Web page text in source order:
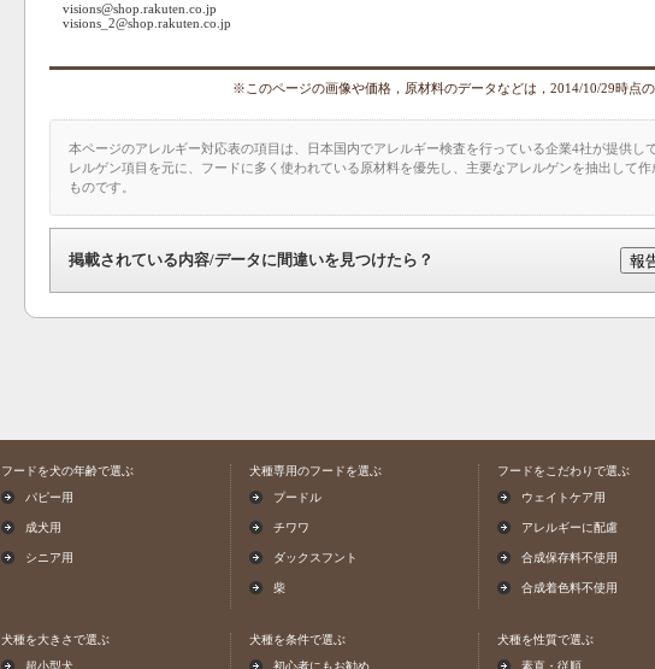
visions@shop.rakuten.co.jp
visions_2@shop.rakuten.co.jp
このページの画像や価格，原材料のデータなどは，2014/10/29時点
本ページのアレルギー対応表の項目は、日本国内でアレルギー検査を行っている企業4社が提供し
レルゲン項目を元に、フードに多く使われている原材料を優先し、主要なアレルゲンを抽出して作
ものです。
掲載されている内容/データに間違いを見つけたら？
フードを犬の年齢で選ぶ
パピー用
成犬用
シニア用
犬種専用のフードを選ぶ
プードル
チワワ
ダックスフント
柴
フードをこだわりで選ぶ
ウェイトケア用
アレルギーに配慮
合成保存料不使用
合成着色料不使用
犬種を大きさで選ぶ
超小型犬
犬種を条件で選ぶ
初心者にもお勧め
犬種を性質で選ぶ
素直・従順